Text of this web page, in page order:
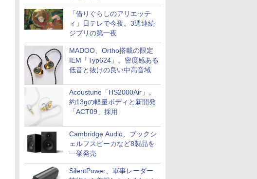
「借りぐらしのアリエッテ
ィ」日テレで今夜。3週連続
ジブリの第一夜
MADOO、Ortho搭載の限定
IEM「Typ624」。密度感ある
低音と抜けの良い中高音域
Acoustune「HS2000Air」。
約13gの軽量ボディと新開発
「ACT09」採用
Cambridge Audio、ブックシ
ェルフスピーカなど8製品を
一挙発売
SilentPower、軍事レーダー